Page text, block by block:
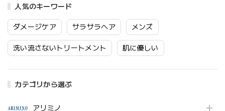
人気のキーワード
ダメージケア サラサラヘア メンズ
洗い流さないトリートメント 肌に優しい
カテゴリから選ぶ
アリミノ